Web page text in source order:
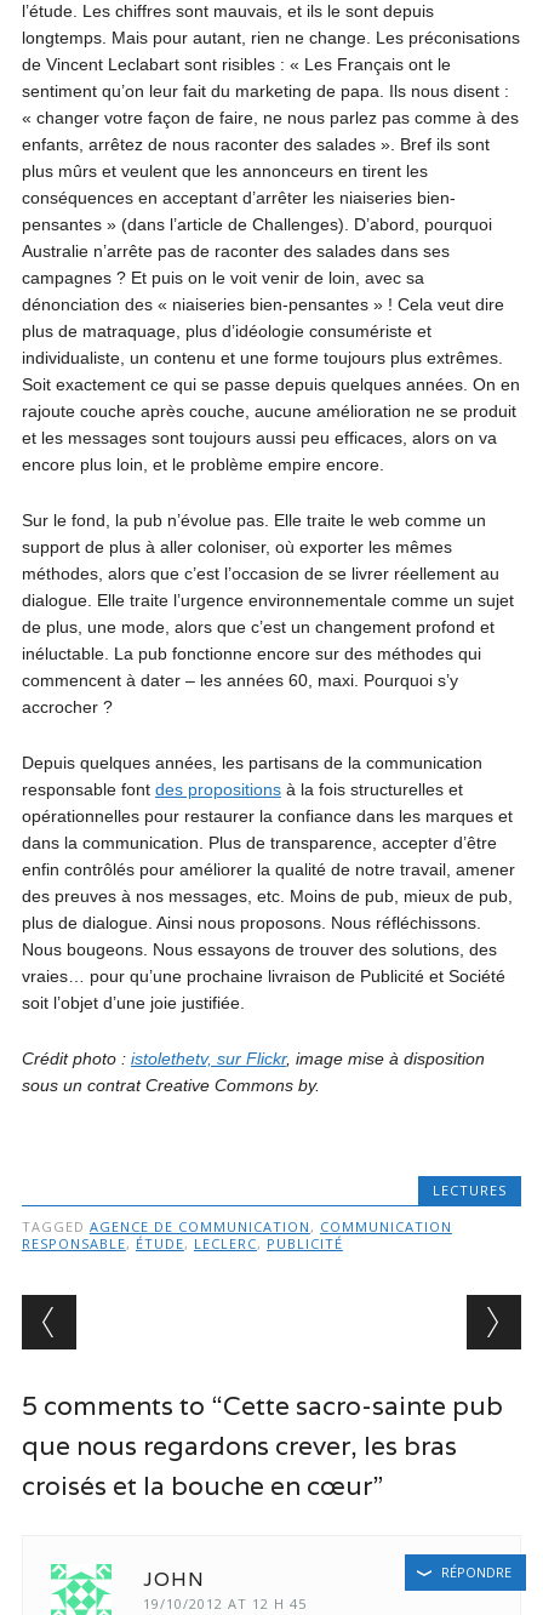
l’étude. Les chiffres sont mauvais, et ils le sont depuis
longtemps. Mais pour autant, rien ne change. Les préconisations
de Vincent Leclabart sont risibles : « Les Français ont le
sentiment qu’on leur fait du marketing de papa. Ils nous disent :
« changer votre façon de faire, ne nous parlez pas comme à des
enfants, arrêtez de nous raconter des salades ». Bref ils sont
plus mûrs et veulent que les annonceurs en tirent les
conséquences en acceptant d’arrêter les niaiseries bien-
pensantes » (dans l’article de Challenges). D’abord, pourquoi
Australie n’arrête pas de raconter des salades dans ses
campagnes ? Et puis on le voit venir de loin, avec sa
dénonciation des « niaiseries bien-pensantes » ! Cela veut dire
plus de matraquage, plus d’idéologie consumériste et
individualiste, un contenu et une forme toujours plus extrêmes.
Soit exactement ce qui se passe depuis quelques années. On en
rajoute couche après couche, aucune amélioration ne se produit
et les messages sont toujours aussi peu efficaces, alors on va
encore plus loin, et le problème empire encore.
Sur le fond, la pub n’évolue pas. Elle traite le web comme un
support de plus à aller coloniser, où exporter les mêmes
méthodes, alors que c’est l’occasion de se livrer réellement au
dialogue. Elle traite l’urgence environnementale comme un sujet
de plus, une mode, alors que c’est un changement profond et
inéluctable. La pub fonctionne encore sur des méthodes qui
commencent à dater – les années 60, maxi. Pourquoi s’y
accrocher ?
Depuis quelques années, les partisans de la communication
responsable font des propositionsà la fois structurelles et
opérationnelles pour restaurer la confiance dans les marques et
dans la communication. Plus de transparence, accepter d’être
enfin contrôlés pour améliorer la qualité de notre travail, amener
des preuves à nos messages, etc. Moins de pub, mieux de pub,
plus de dialogue. Ainsi nous proposons. Nous réfléchissons.
Nous bougeons. Nous essayons de trouver des solutions, des
vraies… pour qu’une prochaine livraison de Publicité et Société
soit l’objet d’une joie justifiée.
Crédit photo : istolethetv, sur Flickr, image mise à disposition
sous un contrat Creative Commons by.
LECTURES
TAGGED AGENCE DE COMMUNICATION , COMMUNICATION
RESPONSABLE, ÉTUDE, LECLERC, PUBLICITÉ
Post navigation
5 comments to “Cette sacro-sainte pub
que nous regardons crever, les bras
croisés et la bouche en cœur”
JOHN
19/10/2012 AT 12 H 45
RÉPONDRE